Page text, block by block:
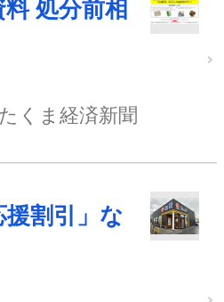
処分前相
くま経済新聞
割引」な